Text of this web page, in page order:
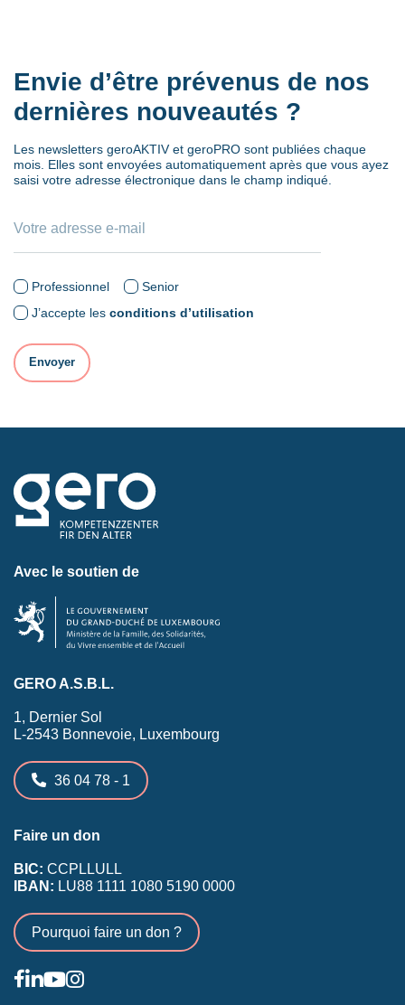
Envie d’être prévenus de nos
dernières nouveautés ?
Les newsletters geroAKTIV et geroPRO sont publiées chaque
mois. Elles sont envoyées automatiquement après que vous ayez
saisi votre adresse électronique dans le champ indiqué.
Professionnel
Senior
J’accepte les conditions d’utilisation
Avec le soutien de
GERO A.S.B.L.
1, Dernier Sol
L-2543 Bonnevoie, Luxembourg
36 04 78 - 1
Faire un don
BIC: CCPLLULL
IBAN: LU88 1111 1080 5190 0000
Pourquoi faire un don ?